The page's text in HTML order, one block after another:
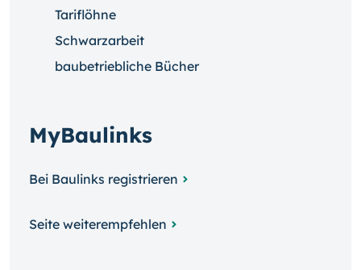
Tariflöhne
Schwarzarbeit
baubetriebliche Bücher
MyBaulinks
Bei Baulinks registrieren
Seite weiterempfehlen